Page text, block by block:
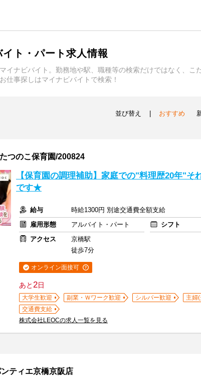
ト・パート求人情報
ナビバイト。勤務地や駅、職種等の検索だけではなく、こ
仕事探しはマイナビバイトで検索！
並び替え おすすめ
つのこ保育園/200824
【保育園の調理補助】家庭での"料理歴20年"そ
です★
給与
時給1300円 別途交通費全額支給
雇用形態
アルバイト・パート シフト
アクセス
京橋駅
徒歩7分
オンライン面接可
あと2日
大学生歓迎 副業・Ｗワーク歓迎 シルバー歓迎
主婦
交通費支給
株式会社LEOCの求人一覧を見る
ティエ京橋京阪店